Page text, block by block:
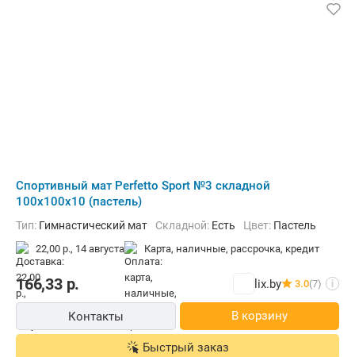
Cпортивный мат Perfetto Sport №3 складной
100x100x10 (пастель)
Тип: Гимнастический мат Складной: Есть Цвет: Пастель
22,00 р., 14 августа карта, наличные, рассрочка, кредит
166,33р. lix.by 3.0(7) i
Контакты В корзину
Быстрый заказ